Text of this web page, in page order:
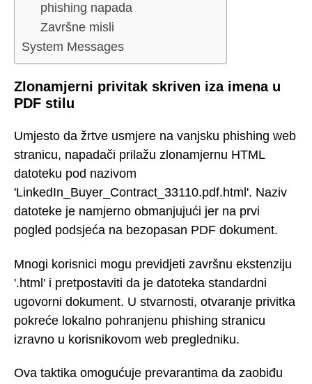
phishing napada
Završne misli
System Messages
Zlonamjerni privitak skriven iza imena u
PDF stilu
Umjesto da žrtve usmjere na vanjsku phishing web
stranicu, napadači prilažu zlonamjernu HTML
datoteku pod nazivom
'LinkedIn_Buyer_Contract_33110.pdf.html'. Naziv
datoteke je namjerno obmanjujući jer na prvi
pogled podsjeća na bezopasan PDF dokument.
Mnogi korisnici mogu previdjeti završnu ekstenziju
'.html' i pretpostaviti da je datoteka standardni
ugovorni dokument. U stvarnosti, otvaranje privitka
pokreće lokalno pohranjenu phishing stranicu
izravno u korisnikovom web pregledniku.
Ova taktika omogućuje prevarantima da zaobiđu